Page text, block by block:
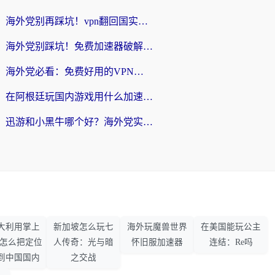
海外党别再踩坑！vpn翻回国实用指南——选对加速器，国内资源无缝用
海外党别踩坑！免费加速器破解版真的能用？教你无缝访问国内资源的正确姿势
海外党必看：免费好用的VPN？不如选对转国内加速器实现无缝追剧
在阿根廷玩国内游戏用什么加速器？3年海外党亲测实用指南
迅游和小黑牛哪个好？海外党实测指南，选对中国地址加速器才能无缝刷国内资源
利用掌上
么把定位
中国国内
新加坡怎么玩七
人传奇：光与暗
之交战
海外玩魔兽世界
怀旧服加速器
在美国能玩公主
连结：Re吗